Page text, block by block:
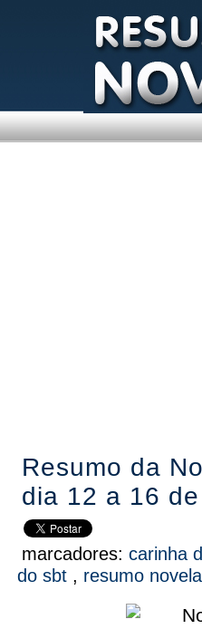
Resumo da
dia 12 a 16
marcadores: carinha
do sbt , resumo